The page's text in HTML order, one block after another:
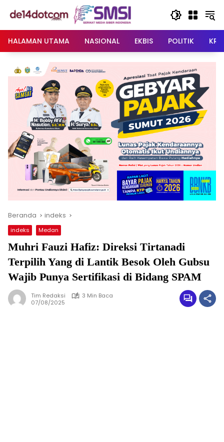
HALAMAN UTAMA
NASIONAL EKBIS POLITIK
Beranda indeks
indeks Medan
Muhri Fauzi Hafiz: Direksi Tirtanadi
Terpilih Yang di Lantik Besok Oleh Gubsu
Wajib Punya Sertifikasi di Bidang SPAM
Tim Redaksi
3 Min Baca
07/08/2025